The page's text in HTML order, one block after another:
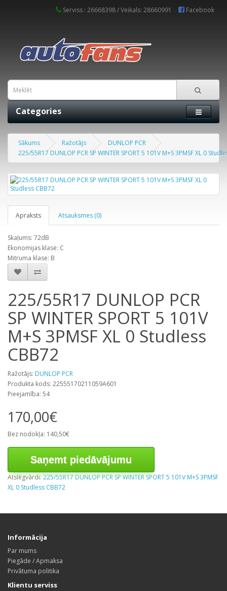
Serviss : 26668398 / Veikals: 28660991 Facebook
Categories
Sākums Ražotājs
DUNLOP PCR
225/55R17 DUNLOP PCR SP WINTER SPORT 5 101V M+S 3PMSF XL 0
Apraksts Atsauksmes (0)
Skaļums: 72dB
Ekonomijas klase: C
Mitruma klase: B
225/55R17 DUNLOP PCR
SP WINTER SPORT 5 101V
M+S 3PMSF XL 0 Studless
CBB72
Ražotājs: DUNLOP PCR
Produkta kods: 22555170211059A601
Pieejamība: 54
170,00€
Bez nodokļa: 140,50€
Saņemt piedāvājumu
Atslēgvārdi:225/55R17 DUNLOP PCR SP WINTER SPORT 5 101V M+S 3PMSF
XL 0 Studless CBB72
Informācija
Par mums
Piegāde / Apmaksa
Privātuma politika
Klientu serviss